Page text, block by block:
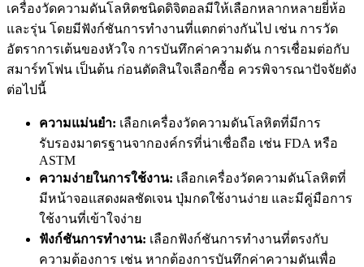
เครื่องวัดความดันโลหิตชนิดดิจิตอลมีให้เลือกหลากหลายยี่ห้อ
และรุ่น โดยมีฟังก์ชันการทำงานที่แตกต่างกันไป เช่น การวัด
อัตราการเต้นของหัวใจ การบันทึกค่าความดัน การเชื่อมต่อกับ
สมาร์ทโฟน เป็นต้น ก่อนตัดสินใจเลือกซื้อ ควรพิจารณาปัจจัยดัง
ต่อไปนี้
ความแม่นยำ: เลือกเครื่องวัดความดันโลหิตที่มีการ
รับรองมาตรฐานจากองค์กรที่น่าเชื่อถือ เช่น FDA หรือ
ASTM
ความง่ายในการใช้งาน: เลือกเครื่องวัดความดันโลหิตที่
มีหน้าจอแสดงผลชัดเจน ปุ่มกดใช้งานง่าย และมีคู่มือการ
ใช้งานที่เข้าใจง่าย
ฟังก์ชันการทำงาน: เลือกฟังก์ชันการทำงานที่ตรงกับ
ความต้องการ เช่น หากต้องการบันทึกค่าความดันเพื่อ